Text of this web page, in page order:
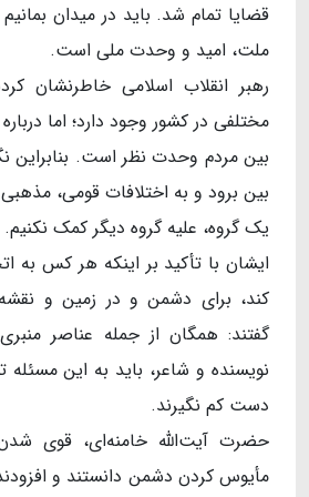
قضایا تمام شد. باید در میدان
ملت، امید و وحدت ملی است.
رهبر انقلاب اسلامی خاطرنشان
مختلفی در کشور وجود دارد؛ اما
بین مردم وحدت نظر است. بنابراین
بین برود و به اختلافات قومی،
یک گروه، علیه گروه دیگر کمک نکنیم.
ایشان با تأکید بر اینکه هر کس به
کند، برای دشمن و در زمین و
گفتند: همگان از جمله عناصر
نویسنده و شاعر، باید به این
دست کم نگیرند.
حضرت آیت‌الله خامنه‌ای، قوی
مأیوس کردن دشمن دانستند و